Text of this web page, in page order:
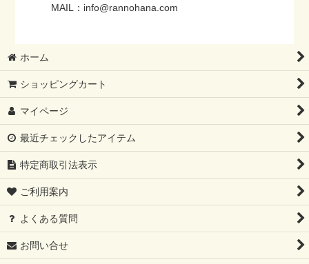
MAIL：info@rannohana.com
ホーム
ショッピングカート
マイページ
最近チェックしたアイテム
特定商取引法表示
ご利用案内
よくある質問
お問い合せ